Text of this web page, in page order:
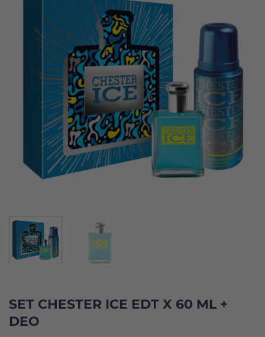
SET CHESTER ICE EDT X 60 ML +
DEO